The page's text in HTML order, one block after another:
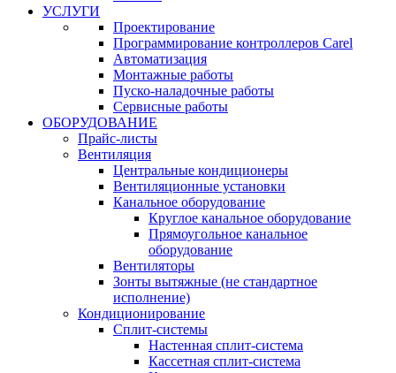
УСЛУГИ
Проектирование
Программирование контроллеров Carel
Автоматизация
Монтажные работы
Пуско-наладочные работы
Сервисные работы
ОБОРУДОВАНИЕ
Прайс-листы
Вентиляция
Центральные кондиционеры
Вентиляционные установки
Канальное оборудование
Круглое канальное оборудование
Прямоугольное канальное
оборудование
Вентиляторы
Зонты вытяжные (не стандартное
исполнение)
Кондиционирование
Сплит-системы
Настенная сплит-система
Кассетная сплит-система